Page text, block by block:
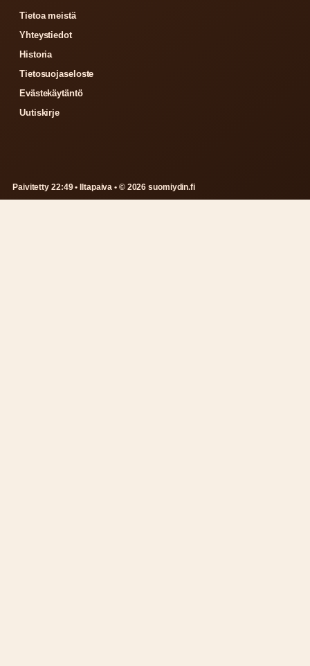
Tietoa meistä
Yhteystiedot
Historia
Tietosuojaseloste
Evästekäytäntö
Uutiskirje
Paivitetty 22:49 • Iltapaiva • © 2026 suomiydin.fi